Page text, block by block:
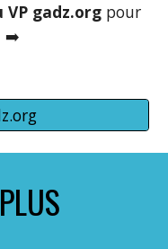
VP gadz.org pour
➡️